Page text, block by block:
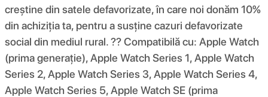
creștine din satele defavorizate, în care noi donăm 10%
din achiziția ta, pentru a susține cazuri defavorizate
social din mediul rural. ?? Compatibilă cu: Apple Watch
(prima generație), Apple Watch Series 1, Apple Watch
Series 2, Apple Watch Series 3, Apple Watch Series 4,
Apple Watch Series 5, Apple Watch SE (prima